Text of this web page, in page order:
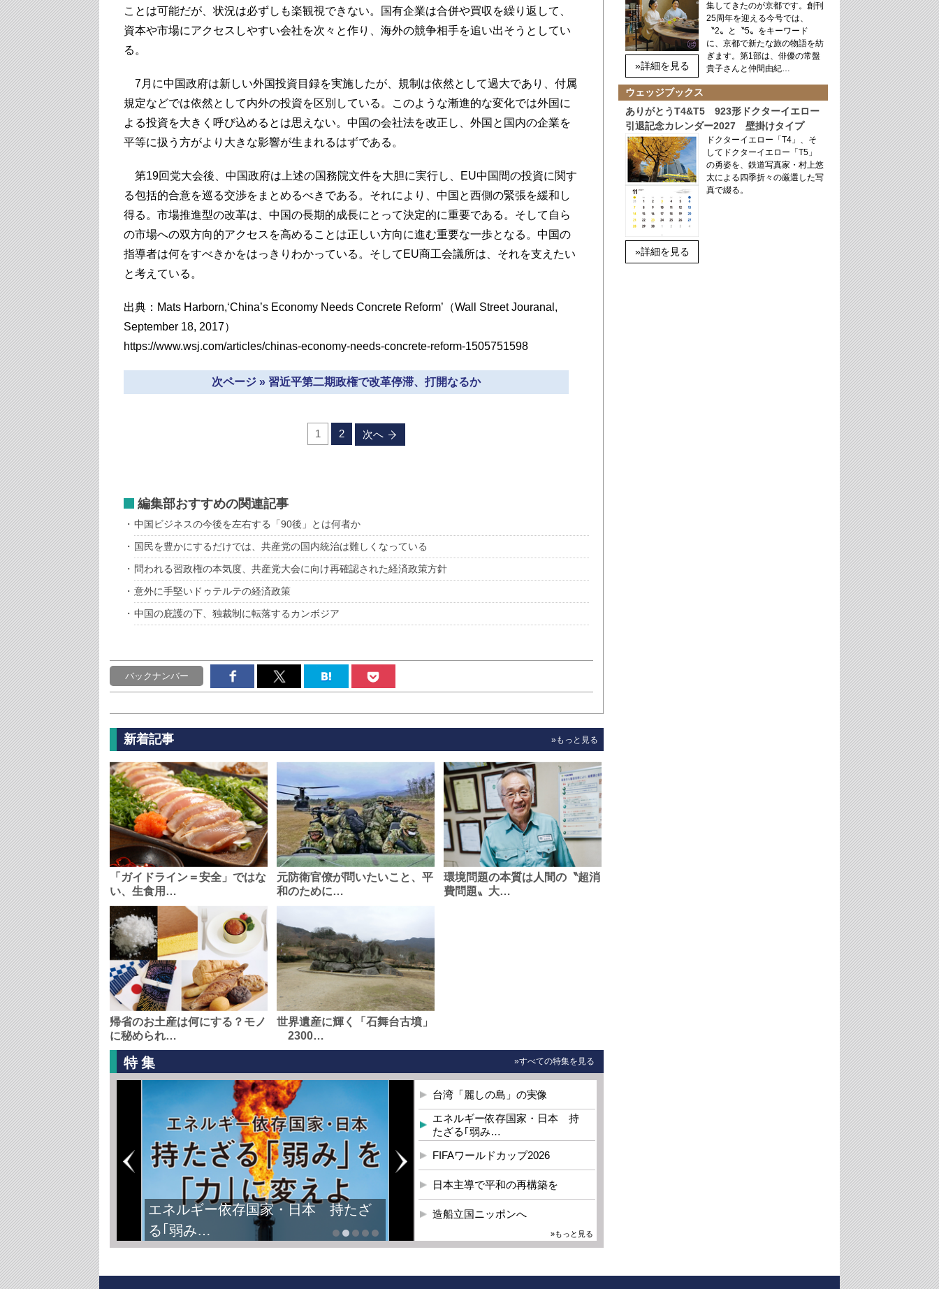
ことは可能だが、状況は必ずしも楽観視できない。国有企業は合併や買収を繰り返して、
資本や市場にアクセスしやすい会社を次々と作り、海外の競争相手を追い出そうとしてい
る。
7月に中国政府は新しい外国投資目録を実施したが、規制は依然として過大であり、付属
規定などでは依然として内外の投資を区別している。このような漸進的な変化では外国に
よる投資を大きく呼び込めるとは思えない。中国の会社法を改正し、外国と国内の企業を
平等に扱う方がより大きな影響が生まれるはずである。
第19回党大会後、中国政府は上述の国務院文件を大胆に実行し、EU中国間の投資に関す
る包括的合意を巡る交渉をまとめるべきである。それにより、中国と西側の緊張を緩和し
得る。市場推進型の改革は、中国の長期的成長にとって決定的に重要である。そして自ら
の市場への双方向的アクセスを高めることは正しい方向に進む重要な一歩となる。中国の
指導者は何をすべきかをはっきりわかっている。そしてEU商工会議所は、それを支えたい
と考えている。
出典：Mats Harborn,‘China’s Economy Needs Concrete Reform’（Wall Street Jouranal,
September 18, 2017）
https://www.wsj.com/articles/chinas-economy-needs-concrete-reform-1505751598
次ページ » 習近平第二期政権で改革停滞、打開なるか
1 2 次へ
編集部おすすめの関連記事
中国ビジネスの今後を左右する「90後」とは何者か
国民を豊かにするだけでは、共産党の国内統治は難しくなっている
問われる習政権の本気度、共産党大会に向け再確認された経済政策方針
意外に手堅いドゥテルテの経済政策
中国の庇護の下、独裁制に転落するカンボジア
バックナンバー
新着記事 »もっと見る
「ガイドライン＝安全」ではな
い、生食用…
元防衛官僚が問いたいこと、平
和のために…
環境問題の本質は人間の〝超消
費問題〟大…
帰省のお土産は何にする？モノ
に秘められ…
世界遺産に輝く「石舞台古墳」
2300…
特集 »すべての特集を見る
エネルギー依存国家・日本 持たざ
る｢弱み…
台湾「麗しの島」の実像
エネルギー依存国家・日本 持
たざる｢弱み…
FIFAワールドカップ2026
日本主導で平和の再構築を
造船立国ニッポンへ
»もっと見る
»詳細を見る
集してきたのが京都です。創刊
25周年を迎える今号では、
〝2〟と〝5〟をキーワード
に、京都で新たな旅の物語を紡
ぎます。第1部は、俳優の常盤
貴子さんと仲間由紀…
ウェッジブックス
ありがとうT4&T5 923形ドクターイエロー
引退記念カレンダー2027 壁掛けタイプ
»詳細を見る
ドクターイエロー「T4」、そ
してドクターイエロー「T5」
の勇姿を、鉄道写真家・村上悠
太による四季折々の厳選した写
真で綴る。